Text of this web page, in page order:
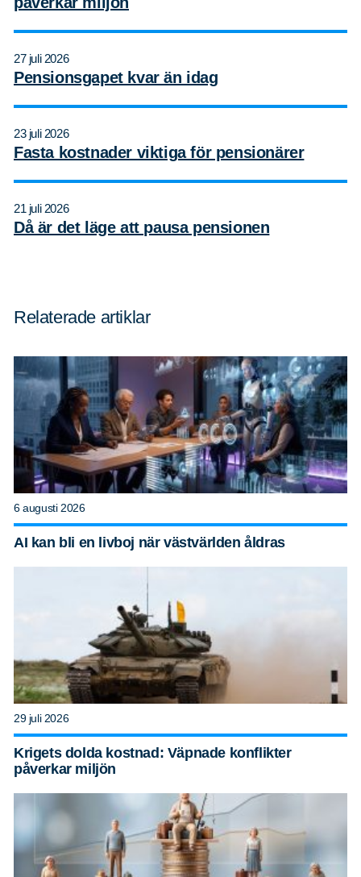
27 juli 2026
Pensionsgapet kvar än idag
23 juli 2026
Fasta kostnader viktiga för pensionärer
21 juli 2026
Då är det läge att pausa pensionen
Relaterade artiklar
6 augusti 2026
AI kan bli en livboj när västvärlden åldras
29 juli 2026
Krigets dolda kostnad: Väpnade konflikter
påverkar miljön